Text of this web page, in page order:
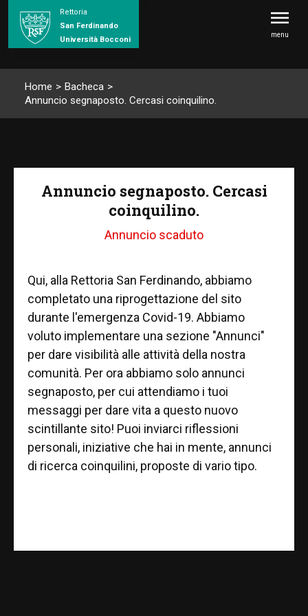
Rettoria
San Ferdinando
Università Bocconi
menu
Home > Bacheca >
Annuncio segnaposto. Cercasi coinquilino.
Annuncio segnaposto. Cercasi
coinquilino.
Annuncio scaduto
Qui, alla Rettoria San Ferdinando, abbiamo
completato una riprogettazione del sito
durante l'emergenza Covid-19. Abbiamo
voluto implementare una sezione "Annunci"
per dare visibilità alle attività della nostra
comunità. Per ora abbiamo solo annunci
segnaposto, per cui attendiamo i tuoi
messaggi per dare vita a questo nuovo
scintillante sito! Puoi inviarci riflessioni
personali, iniziative che hai in mente, annunci
di ricerca coinquilini, proposte di vario tipo.